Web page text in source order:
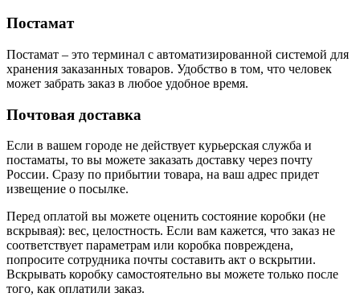
Постамат
Постамат – это терминал с автоматизированной системой для
хранения заказанных товаров. Удобство в том, что человек
может забрать заказ в любое удобное время.
Почтовая доставка
Если в вашем городе не действует курьерская служба и
постаматы, то вы можете заказать доставку через почту
России. Сразу по прибытии товара, на ваш адрес придет
извещение о посылке.
Перед оплатой вы можете оценить состояние коробки (не
вскрывая): вес, целостность. Если вам кажется, что заказ не
соответствует параметрам или коробка повреждена,
попросите сотрудника почты составить акт о вскрытии.
Вскрывать коробку самостоятельно вы можете только после
того, как оплатили заказ.